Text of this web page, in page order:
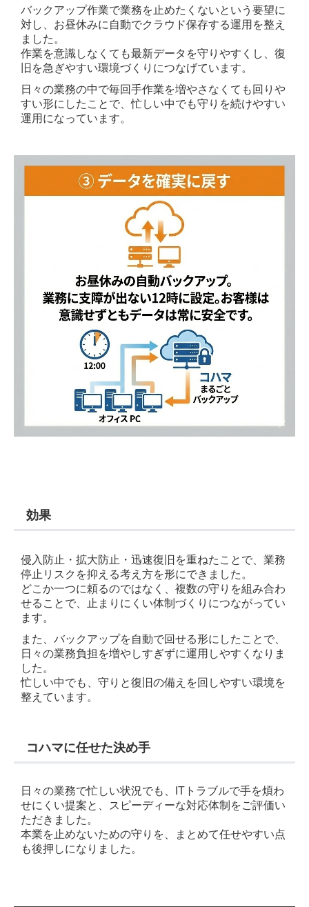
バックアップ作業で業務を止めたくないという要望に
対し、お昼休みに自動でクラウド保存する運用を整え
ました。
作業を意識しなくても最新データを守りやすくし、復
旧を急ぎやすい環境づくりにつなげています。
日々の業務の中で毎回手作業を増やさなくても回りや
すい形にしたことで、忙しい中でも守りを続けやすい
運用になっています。
効果
侵入防止・拡大防止・迅速復旧を重ねたことで、業務
停止リスクを抑える考え方を形にできました。
どこか一つに頼るのではなく、複数の守りを組み合わ
せることで、止まりにくい体制づくりにつながってい
ます。
また、バックアップを自動で回せる形にしたことで、
日々の業務負担を増やしすぎずに運用しやすくなりま
した。
忙しい中でも、守りと復旧の備えを回しやすい環境を
整えています。
コハマに任せた決め手
日々の業務で忙しい状況でも、ITトラブルで手を煩わ
せにくい提案と、スピーディーな対応体制をご評価い
ただきました。
本業を止めないための守りを、まとめて任せやすい点
も後押しになりました。